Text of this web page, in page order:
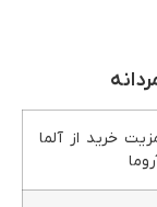
خرید از آلما